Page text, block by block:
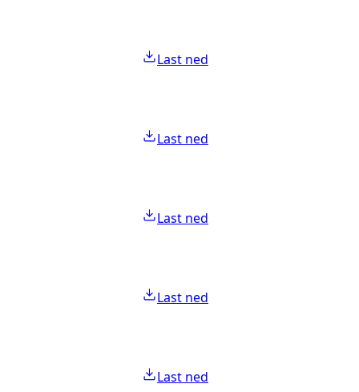
Last ned
Last ned
Last ned
Last ned
Last ned